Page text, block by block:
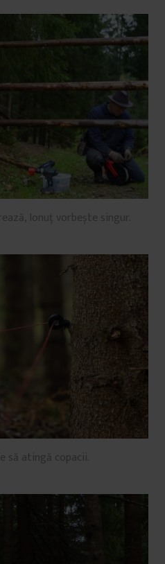
Ionuț vorbește singur.
să atingă copacii.